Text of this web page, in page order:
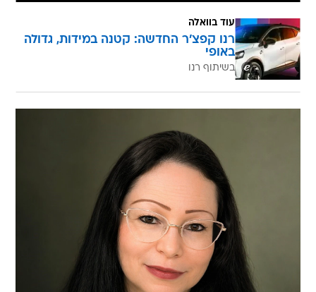
עוד בוואלה
רנו קפצ'ר החדשה: קטנה במידות, גדולה
באופי
בשיתוף רנו